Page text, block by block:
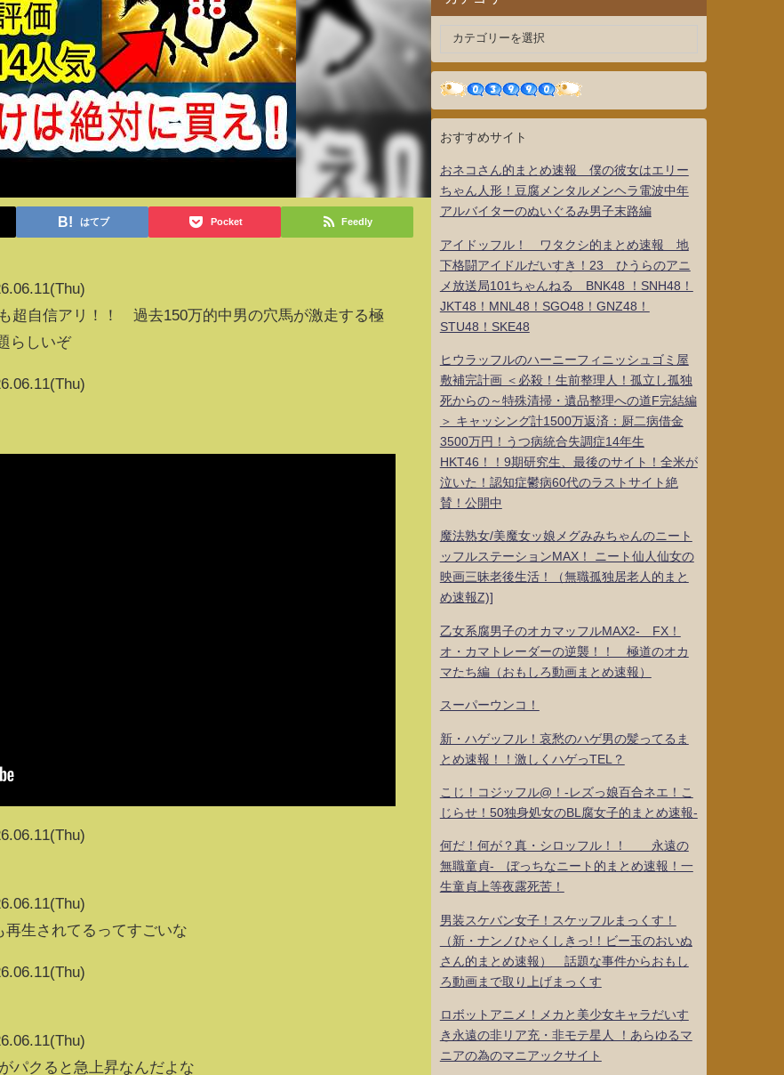
はてブ Pocket Feedly
超自信アリ！！ 過去150万的中男の穴馬が激走する極
らしいぞ
再生されてるってすごいな
パクると急上昇なんだよな
おすすめサイト
おネコさん的まとめ速報 僕の彼女はエリー
ちゃん人形！豆腐メンタルメンヘラ電波中年
アルバイターのぬいぐるみ男子末路編
アイドッフル！ ワタクシ的まとめ速報 地
下格闘アイドルだいすき！23 ひうらのアニ
メ放送局101ちゃんねる BNK48 ！SNH48！
JKT48！MNL48！SGO48！GNZ48！
STU48！SKE48
ヒウラッフルのハーニーフィニッシュゴミ屋
敷補完計画 ＜必殺！生前整理人！孤立し孤独
死からの～特殊清掃・遺品整理への道F完結編
＞ キャッシング計1500万返済：厨二病借金
3500万円！うつ病統合失調症14年生
HKT46！！9期研究生、最後のサイト！全米が
泣いた！認知症鬱病60代のラストサイト絶
賛！公開中
魔法熟女/美魔女ッ娘メグみみちゃんのニート
ッフルステーションMAX！ ニート仙人仙女の
映画三昧老後生活！（無職孤独居老人的まと
め速報Z)]
乙女系腐男子のオカマッフルMAX2- FX！
オ・カマトレーダーの逆襲！！ 極道のオカ
マたち編（おもしろ動画まとめ速報）
スーパーウンコ！
新・ハゲッフル！哀愁のハゲ男の髪ってるま
とめ速報！！激しくハゲっTEL？
こじ！コジッフル@！-レズっ娘百合ネエ！こ
じらせ！50独身処女のBL腐女子的まとめ速報-
何だ！何が？真・シロッフル！！ 永遠の
無職童貞- ぼっちなニート的まとめ速報！一
生童貞上等夜露死苦！
男装スケバン女子！スケッフルまっくす！
（新・ナンノひゃくしきっ!！ビー玉のおいぬ
さん的まとめ速報） 話題な事件からおもし
ろ動画まで取り上げまっくす
ロボットアニメ！メカと美少女キャラだいす
き永遠の非リア充・非モテ星人 ！あらゆるマ
ニアの為のマニアックサイト